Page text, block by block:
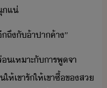
​แ่
ถึั​้าปาค้า​”​
เหาะั​าร​พูจา​
ห้​เขา​รั​ให้​เขา​ซื้ข​ส​